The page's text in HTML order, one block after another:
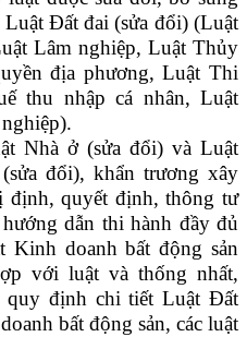
Đất đai (sửa đổi) (Luật
Lâm nghiệp, Luật Thủy
địa phương, Luật Thi
thu nhập cá nhân, Luật
Nhà ở (sửa đổi) và Luật
đổi), khẩn trương xây
định, quyết định, thông tư
dẫn thi hành đầy đủ
Kinh doanh bất động sản
với luật và thống nhất,
quy định chi tiết Luật Đất
bất động sản, các luật